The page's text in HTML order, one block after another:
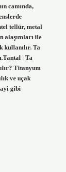
camında,
tellür, metal
alaşımları ile
kullanılır. Ta
| Ta
Titanyum
ve uçak
gibi